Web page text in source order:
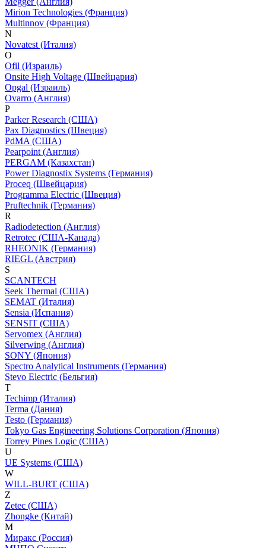
Mirion Technologies (Франция)
Multinnov (Франция)
N
Novatest (Италия)
O
Ofil (Израиль)
Onsite High Voltage (Швейцария)
Opgal (Израиль)
Ovarro (Англия)
P
Parker Research (США)
Pax Diagnostics (Швеция)
PdMA (США)
Pearpoint (Англия)
PERGAM (Казахстан)
Power Diagnostix Systems (Германия)
Proceq (Швейцария)
Programma Electric (Швеция)
Pruftechnik (Германия)
R
Radiodetection (Англия)
Retrotec (США-Канада)
RHEONIK (Германия)
RIEGL (Австрия)
S
SCANTECH
Seek Thermal (США)
SEMAT (Италия)
Sensia (Испания)
SENSIT (США)
Servomex (Англия)
Silverwing (Англия)
SONY (Япония)
Spectro Analytical Instruments (Германия)
Stevo Electric (Бельгия)
T
Techimp (Италия)
Terma (Дания)
Testo (Германия)
Tokyo Gas Engineering Solutions Corporation (Япония)
Torrey Pines Logic (США)
U
UE Systems (США)
W
WILL-BURT (США)
Z
Zetec (США)
Zhongke (Китай)
М
Миракс (Россия)